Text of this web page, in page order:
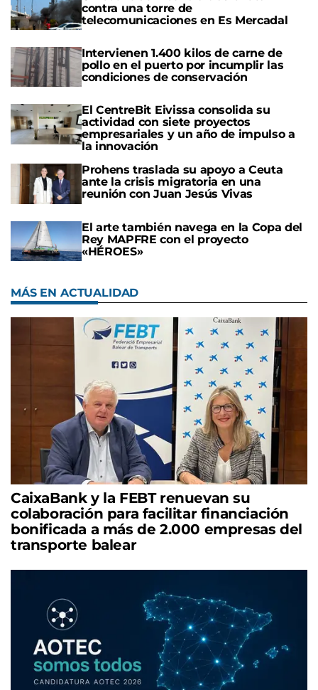
contra una torre de
telecomunicaciones en Es Mercadal
Intervienen 1.400 kilos de carne de
pollo en el puerto por incumplir las
condiciones de conservación
El CentreBit Eivissa consolida su
actividad con siete proyectos
empresariales y un año de impulso a
la innovación
Prohens traslada su apoyo a Ceuta
ante la crisis migratoria en una
reunión con Juan Jesús Vivas
El arte también navega en la Copa del
Rey MAPFRE con el proyecto
«HÉROES»
MÁS EN ACTUALIDAD
CaixaBank y la FEBT renuevan su
colaboración para facilitar financiación
bonificada a más de 2.000 empresas del
transporte balear